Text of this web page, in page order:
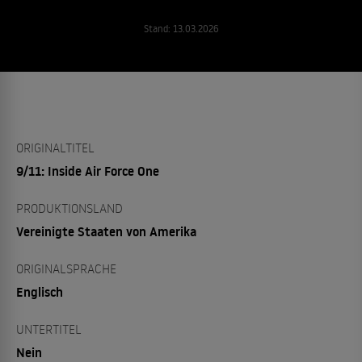
Stand: 13.03.2026
ORIGINALTITEL
9/11: Inside Air Force One
PRODUKTIONSLAND
Vereinigte Staaten von Amerika
ORIGINALSPRACHE
Englisch
UNTERTITEL
Nein